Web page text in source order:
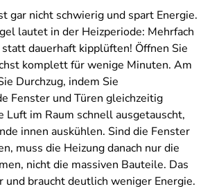
gar nicht schwierig und spart Energie.
lautet in der Heizperiode: Mehrfach
dauerhaft kipplüften! Öffnen Sie
komplett für wenige Minuten. Am
Durchzug, indem Sie
Fenster und Türen gleichzeitig
Luft im Raum schnell ausgetauscht,
innen auskühlen. Sind die Fenster
muss die Heizung danach nur die
nicht die massiven Bauteile. Das
braucht deutlich weniger Energie.